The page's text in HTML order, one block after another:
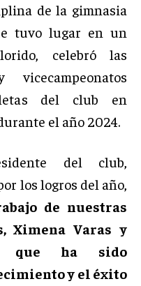
de la gimnasia
tuvo lugar en un
celebró las
del club en
el año 2024.
del club,
los logros del año,
de nuestras
Ximena Varas y
que ha sido
y el éxito